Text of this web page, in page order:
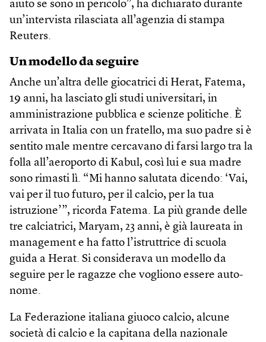
aiuto se sono in pericolo”, ha dichiarato durante
un’intervista rilasciata all’agenzia di stampa
Reuters.
Un modello da seguire
Anche un’altra delle giocatrici di Herat, Fatema,
19 anni, ha lasciato gli studi universitari, in
amministrazione pubblica e scienze politiche. È
arrivata in Italia con un fratello, ma suo padre si è
sentito male mentre cercavano di farsi largo tra la
folla all’aeroporto di Kabul, così lui e sua madre
sono rimasti lì. “Mi hanno salutata dicendo: ‘Vai,
vai per il tuo futuro, per il calcio, per la tua
istruzione’”, ricorda Fatema. La più grande delle
tre calciatrici, Maryam, 23 anni, è già laureata in
management e ha fatto l’istruttrice di scuola
guida a Herat. Si considerava un modello da
seguire per le ragazze che vogliono essere auto­
nome.
La Federazione italiana giuoco calcio, alcune
società di calcio e la capitana della nazionale